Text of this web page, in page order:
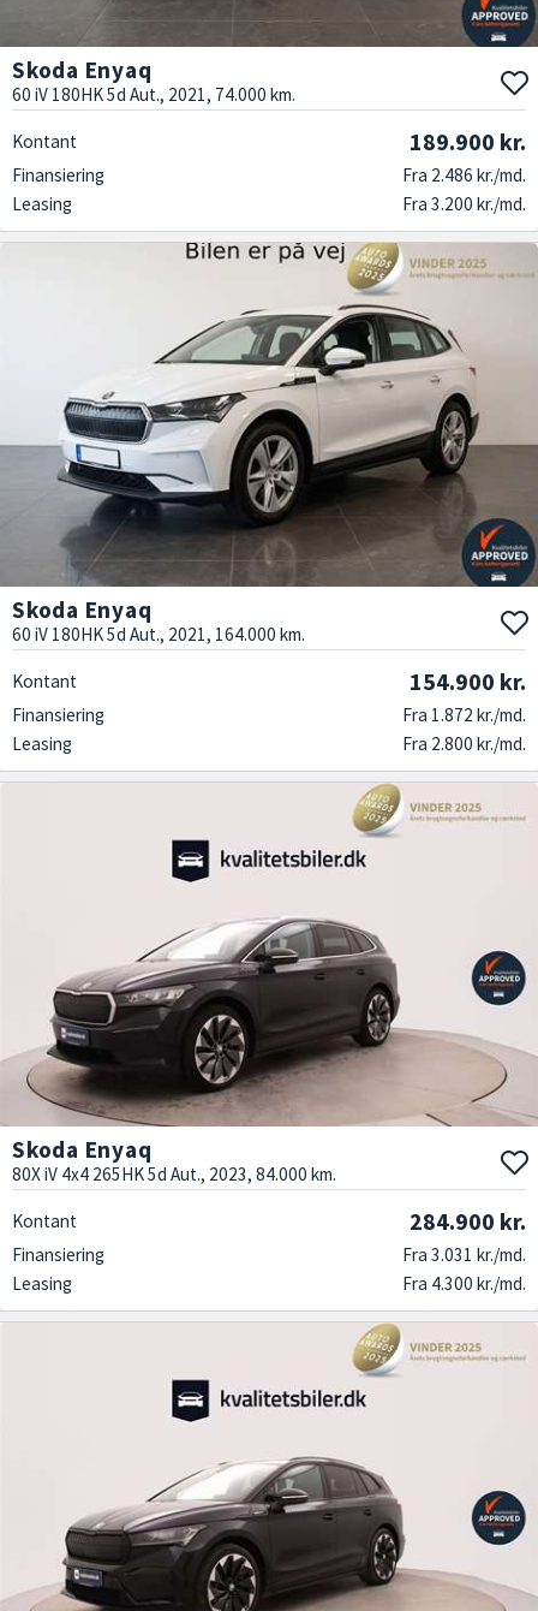
Skoda Enyaq
60 iV 180HK 5d Aut., 2021, 74.000 km.
Kontant 189.900 kr.
Finansiering
Fra 2.486 kr./md.
Leasing
Fra 3.200 kr./md.
Skoda Enyaq
60 iV 180HK 5d Aut., 2021, 164.000 km.
Kontant 154.900 kr.
Finansiering
Fra 1.872 kr./md.
Leasing
Fra 2.800 kr./md.
Skoda Enyaq
80X iV 4x4 265HK 5d Aut., 2023, 84.000 km.
Kontant 284.900 kr.
Finansiering
Fra 3.031 kr./md.
Leasing
Fra 4.300 kr./md.